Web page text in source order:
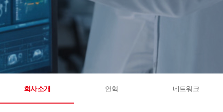
회사소개 연혁 네트워크